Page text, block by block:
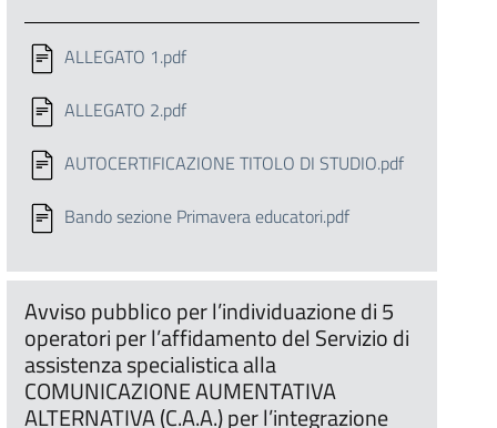
ALLEGATO 1.pdf
ALLEGATO 2.pdf
AUTOCERTIFICAZIONE TITOLO DI STUDIO.pdf
Bando sezione Primavera educatori.pdf
Avviso pubblico per l’individuazione di 5
operatori per l’affidamento del Servizio di
assistenza specialistica alla
COMUNICAZIONE AUMENTATIVA
ALTERNATIVA (C.A.A.) per l’integrazione